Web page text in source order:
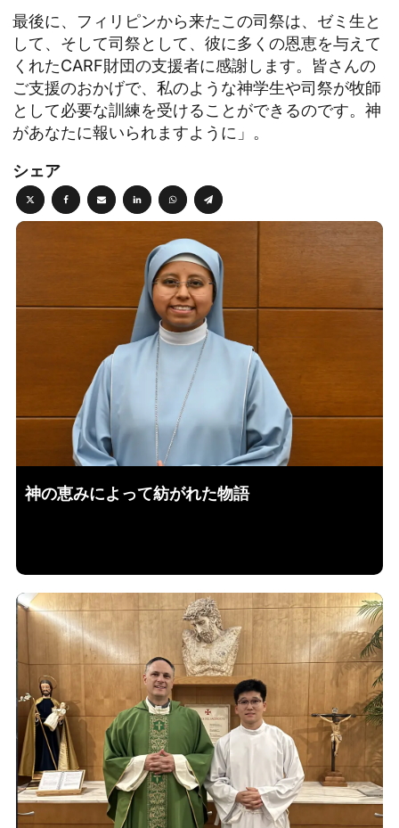
最後に、フィリピンから来たこの司祭は、ゼミ生と
して、そして司祭として、彼に多くの恩恵を与えて
くれたCARF財団の支援者に感謝します。皆さんの
ご支援のおかげで、私のような神学生や司祭が牧師
として必要な訓練を受けることができるのです。神
があなたに報いられますように」。
シェア
神の恵みによって紡がれた物語